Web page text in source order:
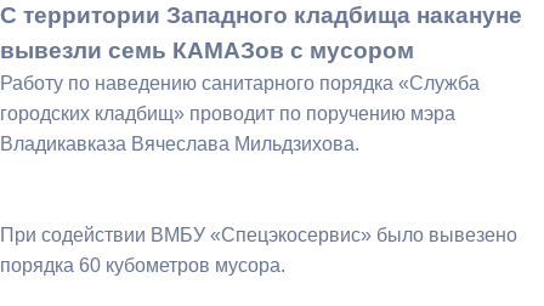
С территории Западного кладбища накануне
вывезли семь КАМАЗов с мусором
Работу по наведению санитарного порядка «Служба
городских кладбищ» проводит по поручению мэра
Владикавказа Вячеслава Мильдзихова.
При содействии ВМБУ «Спецэкосервис» было вывезено
порядка 60 кубометров мусора.